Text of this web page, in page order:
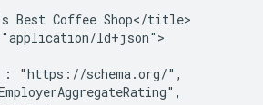
Best Coffee Shop</title>
ld+json">
"https://schema.org/",